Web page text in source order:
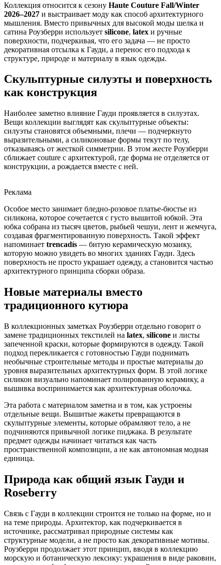
Коллекция относится к сезону Haute Couture Fall/Winter
2026–2027 и выстраивает моду как способ архитектурного
мышления. Вместо привычных для высокой моды шелка и
сатина Роузберри использует silicone, latex и ручные
поверхности, подчеркивая, что его задача — не просто
декоративная отсылка к Гауди, а перенос его подхода к
структуре, природе и материалу в язык одежды.
Скульптурные силуэты и поверхность
как конструкция
Наиболее заметно влияние Гауди проявляется в силуэтах.
Вещи коллекции выглядят как скульптурные объекты:
силуэты становятся объемными, плечи — подчеркнуто
выразительными, а силиконовые формы текут по телу,
отказываясь от жесткой симметрии. В этом жесте Роузберри
сближает couture с архитектурой, где форма не отделяется от
конструкции, а рождается вместе с ней.
Реклама
Особое место занимает бледно-розовое платье-бюстье из
силикона, которое сочетается с густо вышитой юбкой. Эта
юбка собрана из тысяч цветов, рыбьей чешуи, лент и жемчуга,
создавая фрагментированную поверхность. Такой эффект
напоминает trencadís — битую керамическую мозаику,
которую можно увидеть во многих зданиях Гауди. Здесь
поверхность не просто украшает одежду, а становится частью
архитектурного принципа сборки образа.
Новые материалы вместо
традиционного кутюра
В коллекционных заметках Роузберри отдельно говорит о
замене традиционных текстилей на latex, silicone и листы
запеченной краски, которые формируются в одежду. Такой
подход перекликается с готовностью Гауди поднимать
необычные строительные методы и простые материалы до
уровня выразительных архитектурных форм. В этой логике
силикон визуально напоминает полированную керамику, а
вышивка воспринимается как архитектурная оболочка.
Эта работа с материалом заметна и в том, как устроены
отдельные вещи. Вышитые жакеты превращаются в
скульптурные элементы, которые обрамляют тело, а не
подчиняются привычной логике пиджака. В результате
предмет одежды начинает читатьcя как часть
пространственной композиции, а не как автономная модная
единица.
Природа как общий язык Гауди и
Roseberry
Связь с Гауди в коллекции строится не только на форме, но и
на теме природы. Архитектор, как подчеркивается в
источнике, рассматривал природные системы как
структурные модели, а не просто как декоративные мотивы.
Роузберри продолжает этот принцип, вводя в коллекцию
морскую и ботаническую лексику: украшения в виде раковин,